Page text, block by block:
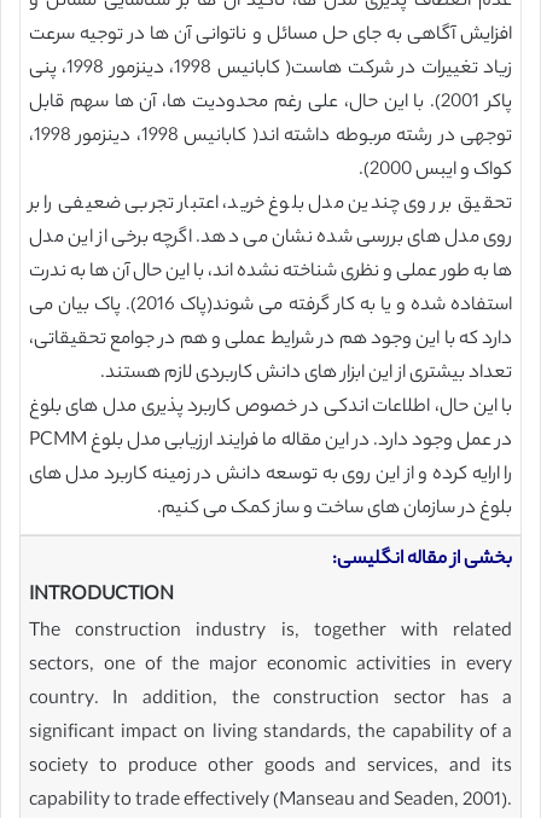
افزایش آگاهی به جای حل مسائل و ناتوانی آن ها در توجیه سرعت
زیاد تغییرات در شرکت هاست( کابانیس 1998، دینزمور 1998، پنی
پاکر 2001). با این حال، علی رغم محدودیت ها، آن ها سهم قابل
توجهی در رشته مربوطه داشته اند( کابانیس 1998، دینزمور 1998،
کواک و ایبس 2000).
تحقیق بر روی چندین مدل بلوغ خرید، اعتبار تجربی ضعیفی را بر
روی مدل های بررسی شده نشان می دهد. اگرچه برخی از این مدل
ها به طور عملی و نظری شناخته نشده اند، با این حال آن ها به ندرت
استفاده شده و یا به کار گرفته می شوند(پاک 2016). پاک بیان می
دارد که با این وجود هم در شرایط عملی و هم در جوامع تحقیقاتی،
تعداد بیشتری از این ابزار های دانش کاربردی لازم هستند.
با این حال، اطلاعات اندکی در خصوص کاربرد پذیری مدل های بلوغ
در عمل وجود دارد. در این مقاله ما فرایند ارزیابی مدل بلوغ PCMM
را ارایه کرده و از این روی به توسعه دانش در زمینه کاربرد مدل های
بلوغ در سازمان های ساخت و ساز کمک می کنیم.
بخشی از مقاله انگلیسی:
INTRODUCTION
The construction industry is, together with related
sectors, one of the major economic activities in every
country. In addition, the construction sector has a
significant impact on living standards, the capability of a
society to produce other goods and services, and its
capability to trade effectively (Manseau and Seaden, 2001).